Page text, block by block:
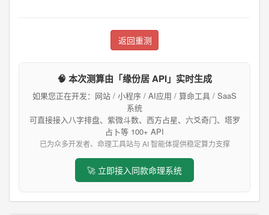
返回重测
🧠 本次测算由「缘份居 API」实时生成
如果您正在开发：网站 / 小程序 / AI应用 / 算命工具 / SaaS
系统
可直接接入八字排盘、紫微斗数、西方占星、六爻奇门、塔罗
占卜等 100+ API
已为众多开发者、命理工具站与 AI 智能体提供稳定算力支撑
🚀 立即接入同款命理系统